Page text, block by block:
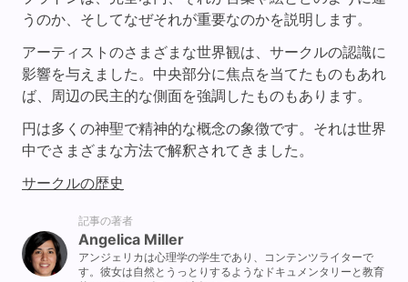
うのか、そしてなぜそれが重要なのかを説明します。
アーティストのさまざまな世界観は、サークルの認識に
影響を与えました。中央部分に焦点を当てたものもあれ
ば、周辺の民主的な側面を強調したものもあります。
円は多くの神聖で精神的な概念の象徴です。それは世界
中でさまざまな方法で解釈されてきました。
サークルの歴史
記事の著者
Angelica Miller
アンジェリカは心理学の学生であり、コンテンツライターで
す。彼女は自然とうっとりするようなドキュメンタリーと教育